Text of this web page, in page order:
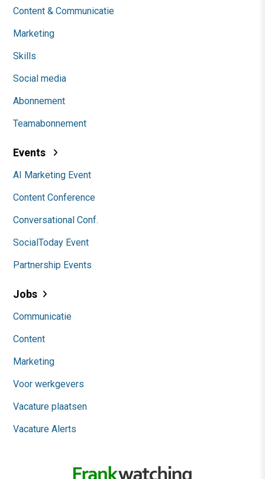
Content & Communicatie
Marketing
Skills
Social media
Abonnement
Teamabonnement
Events
AI Marketing Event
Content Conference
Conversational Conf.
SocialToday Event
Partnership Events
Jobs
Communicatie
Content
Marketing
Voor werkgevers
Vacature plaatsen
Vacature Alerts